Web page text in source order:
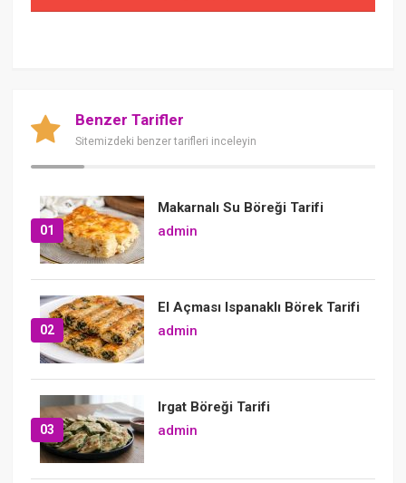
Benzer Tarifler
Sitemizdeki benzer tarifleri inceleyin
01
Makarnalı Su Böreği Tarifi
admin
02
El Açması Ispanaklı Börek Tarifi
admin
03
Irgat Böreği Tarifi
admin